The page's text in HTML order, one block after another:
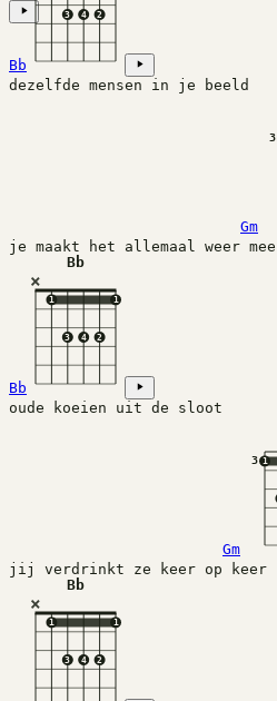
Bb
3 4 2
dezelfde mensen in je beeld
Gm
3
je maakt het allemaal weer mee
Bb
Bb
×
1
3 4 2
1
oude koeien uit de sloot
Gm
3 1
jij verdrinkt ze keer op keer
Bb
×
1
3 4 2
1